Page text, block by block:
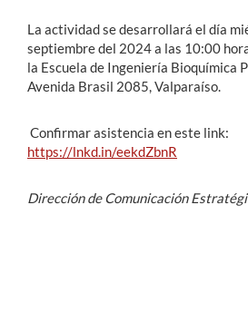
La actividad se desarrollará el día
septiembre del 2024 a las 10:00
la Escuela de Ingeniería Bioquímica
Avenida Brasil 2085, Valparaíso.
Confirmar asistencia en este link:
https://lnkd.in/eekdZbnR
Dirección de Comunicación